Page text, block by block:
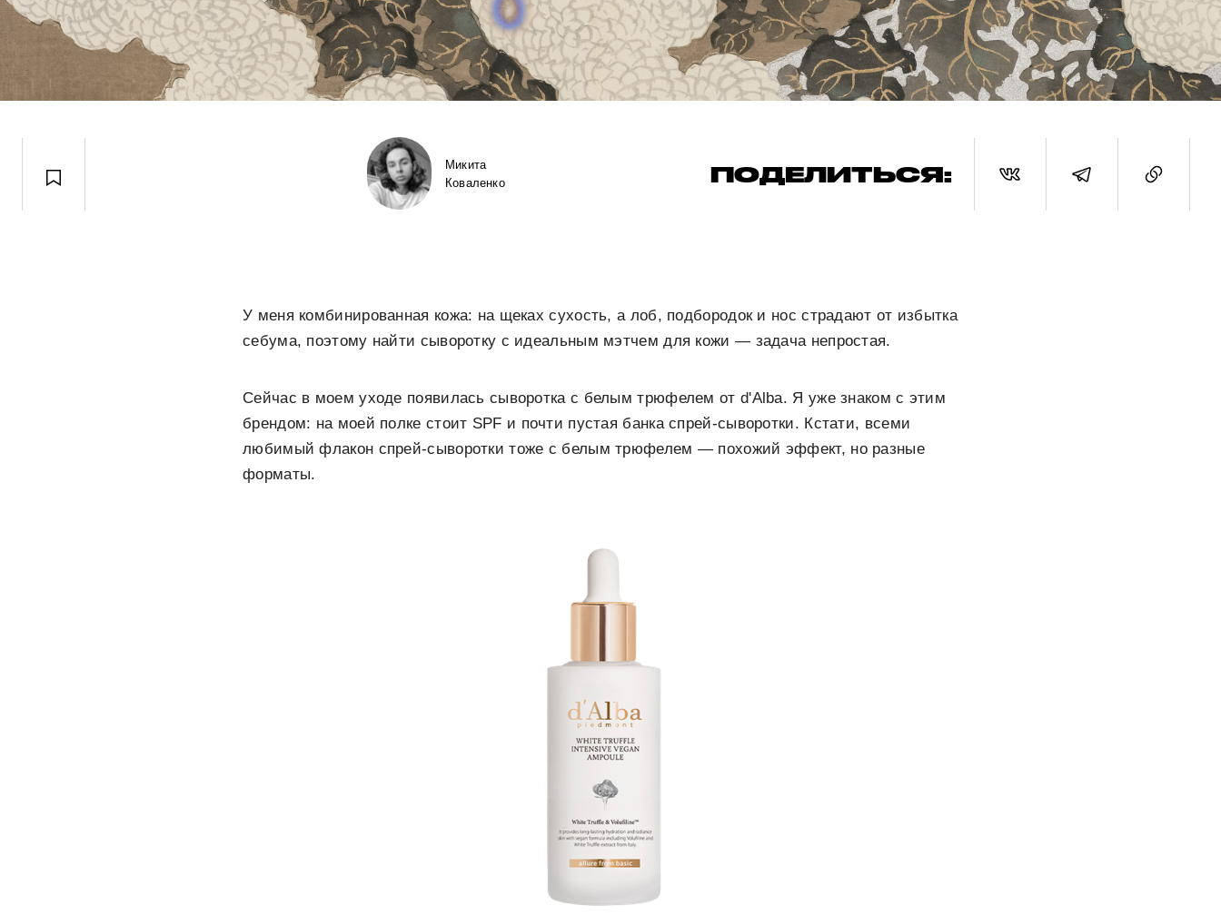
Микита
Коваленко
ПОДЕЛИТЬСЯ:
У меня комбинированная кожа: на щеках сухость, а лоб, подбородок и нос страдают от избытка
себума, поэтому найти сыворотку с идеальным мэтчем для кожи — задача непростая.
Сейчас в моем уходе появилась сыворотка с белым трюфелем от d'Alba. Я уже знаком с этим
брендом: на моей полке стоит SPF и почти пустая банка спрей-сыворотки. Кстати, всеми
любимый флакон спрей-сыворотки тоже с белым трюфелем — похожий эффект, но разные
форматы.